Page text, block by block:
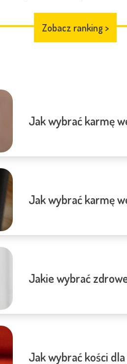
Zobacz ranking >
Jak wybrać karmę
Jak wybrać karmę
Jakie wybrać
Jak wybrać kości